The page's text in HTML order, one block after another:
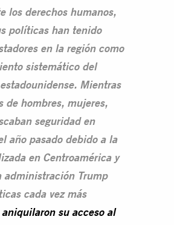
los derechos humanos,
políticas han tenido
en la región como
sistemático del
Mientras
de hombres, mujeres,
seguridad en
año pasado debido a la
en Centroamérica y
administración Trump
cada vez más
aniquilaron su acceso al